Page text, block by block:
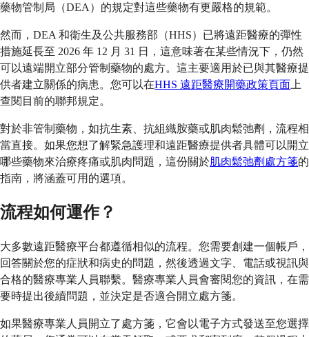
藥物管制局（DEA）的規定對這些藥物有更嚴格的規範。
然而，DEA 和衛生及公共服務部（HHS）已將遠距醫療的彈性
措施延長至 2026 年 12 月 31 日，這意味著在某些情況下，仍然
可以遠端開立部分管制藥物的處方。這主要適用於已與其醫療提
供者建立關係的病患。您可以在HHS 遠距醫療開藥政策頁面 上
查閱目前的聯邦規定。
對於非管制藥物，如抗生素、抗組織胺藥或肌肉鬆弛劑，流程相
當直接。如果您想了解緊急護理和遠距醫療提供者具體可以開立
哪些藥物來治療疼痛或肌肉問題，這份關於肌肉鬆弛劑處方箋的
指南，將涵蓋可用的選項。
流程如何運作？
大多數遠距醫療平台都遵循相似的流程。您需要創建一個帳戶，
回答關於您的症狀和病史的問題，然後透過文字、電話或視訊與
合格的醫療專業人員聯繫。醫療專業人員會審閱您的資訊，在需
要時提出後續問題，並決定是否適合開立處方箋。
如果醫療專業人員開立了處方箋，它會以電子方式發送至您選擇